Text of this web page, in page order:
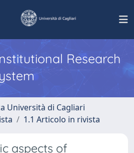
Research
Università di Cagliari
1.1 Articolo in rivista
aspects of